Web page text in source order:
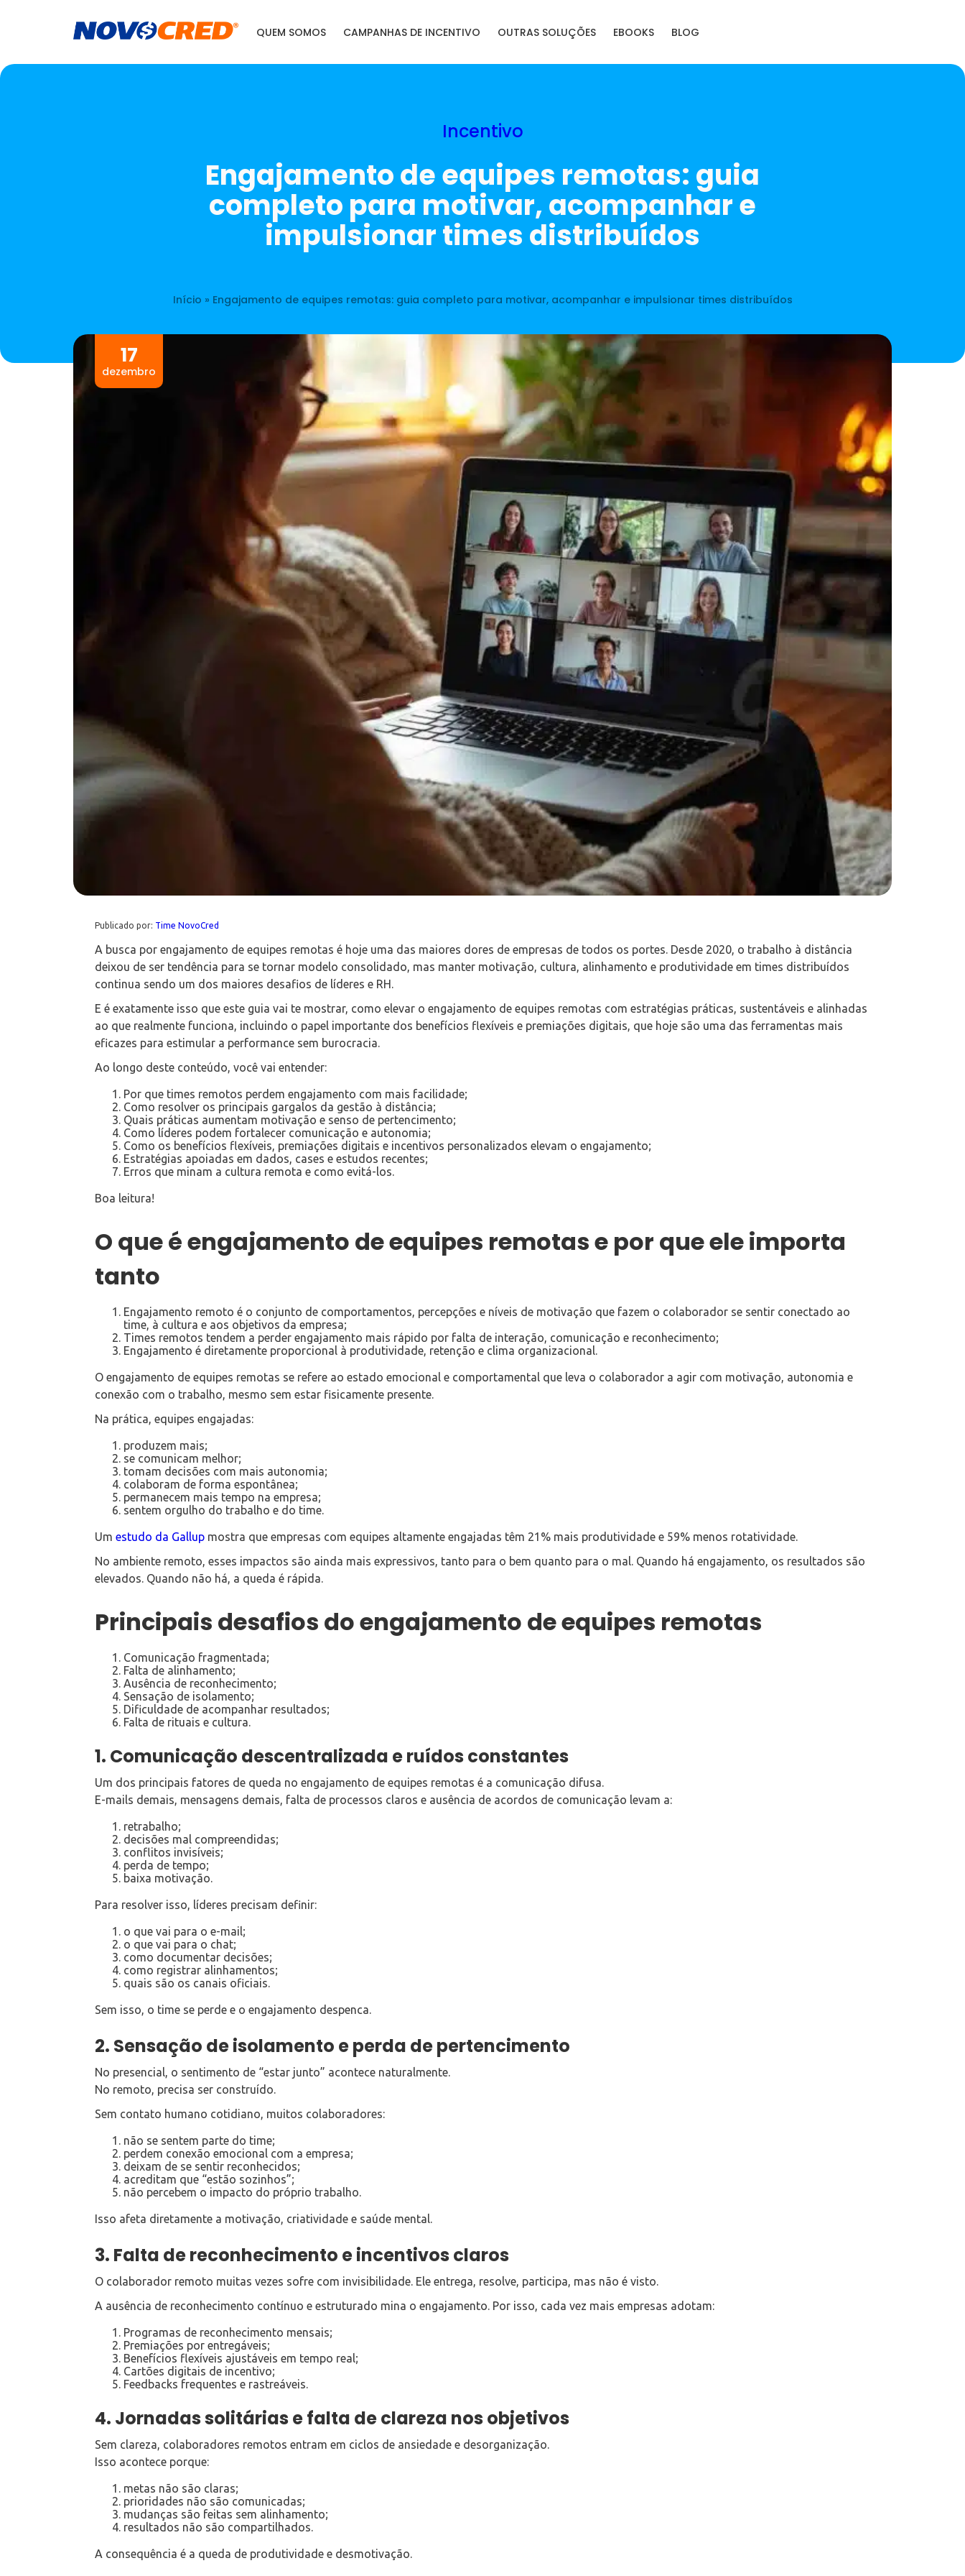
QUEM SOMOS CAMPANHAS DE INCENTIVO OUTRAS SOLUÇÕES EBOOKS BLOG
Incentivo
Engajamento de equipes remotas: guia
completo para motivar, acompanhar e
impulsionar times distribuídos
Início » Engajamento de equipes remotas: guia completo para motivar, acompanhar e impulsionar times distribuídos
17
dezembro
Publicado por: Time NovoCred
A busca por engajamento de equipes remotas é hoje uma das maiores dores de empresas de todos os portes. Desde 2020, o trabalho à distância
deixou de ser tendência para se tornar modelo consolidado, mas manter motivação, cultura, alinhamento e produtividade em times distribuídos
continua sendo um dos maiores desafios de líderes e RH.
E é exatamente isso que este guia vai te mostrar, como elevar o engajamento de equipes remotas com estratégias práticas, sustentáveis e alinhadas
ao que realmente funciona, incluindo o papel importante dos benefícios flexíveis e premiações digitais, que hoje são uma das ferramentas mais
eficazes para estimular a performance sem burocracia.
Ao longo deste conteúdo, você vai entender:
Por que times remotos perdem engajamento com mais facilidade;
Como resolver os principais gargalos da gestão à distância;
Quais práticas aumentam motivação e senso de pertencimento;
Como líderes podem fortalecer comunicação e autonomia;
Como os benefícios flexíveis, premiações digitais e incentivos personalizados elevam o engajamento;
Estratégias apoiadas em dados, cases e estudos recentes;
Erros que minam a cultura remota e como evitá-los.
Boa leitura!
O que é engajamento de equipes remotas e por que ele importa
tanto
Engajamento remoto é o conjunto de comportamentos, percepções e níveis de motivação que fazem o colaborador se sentir conectado ao
time, à cultura e aos objetivos da empresa;
Times remotos tendem a perder engajamento mais rápido por falta de interação, comunicação e reconhecimento;
Engajamento é diretamente proporcional à produtividade, retenção e clima organizacional.
O engajamento de equipes remotas se refere ao estado emocional e comportamental que leva o colaborador a agir com motivação, autonomia e
conexão com o trabalho, mesmo sem estar fisicamente presente.
Na prática, equipes engajadas:
produzem mais;
se comunicam melhor;
tomam decisões com mais autonomia;
colaboram de forma espontânea;
permanecem mais tempo na empresa;
sentem orgulho do trabalho e do time.
Um estudo da Gallup mostra que empresas com equipes altamente engajadas têm 21% mais produtividade e 59% menos rotatividade.
No ambiente remoto, esses impactos são ainda mais expressivos, tanto para o bem quanto para o mal. Quando há engajamento, os resultados são
elevados. Quando não há, a queda é rápida.
Principais desafios do engajamento de equipes remotas
Comunicação fragmentada;
Falta de alinhamento;
Ausência de reconhecimento;
Sensação de isolamento;
Dificuldade de acompanhar resultados;
Falta de rituais e cultura.
1. Comunicação descentralizada e ruídos constantes
Um dos principais fatores de queda no engajamento de equipes remotas é a comunicação difusa.
E-mails demais, mensagens demais, falta de processos claros e ausência de acordos de comunicação levam a:
retrabalho;
decisões mal compreendidas;
conflitos invisíveis;
perda de tempo;
baixa motivação.
Para resolver isso, líderes precisam definir:
o que vai para o e-mail;
o que vai para o chat;
como documentar decisões;
como registrar alinhamentos;
quais são os canais oficiais.
Sem isso, o time se perde e o engajamento despenca.
2. Sensação de isolamento e perda de pertencimento
No presencial, o sentimento de “estar junto” acontece naturalmente.
No remoto, precisa ser construído.
Sem contato humano cotidiano, muitos colaboradores:
não se sentem parte do time;
perdem conexão emocional com a empresa;
deixam de se sentir reconhecidos;
acreditam que “estão sozinhos”;
não percebem o impacto do próprio trabalho.
Isso afeta diretamente a motivação, criatividade e saúde mental.
3. Falta de reconhecimento e incentivos claros
O colaborador remoto muitas vezes sofre com invisibilidade. Ele entrega, resolve, participa, mas não é visto.
A ausência de reconhecimento contínuo e estruturado mina o engajamento. Por isso, cada vez mais empresas adotam:
Programas de reconhecimento mensais;
Premiações por entregáveis;
Benefícios flexíveis ajustáveis em tempo real;
Cartões digitais de incentivo;
Feedbacks frequentes e rastreáveis.
4. Jornadas solitárias e falta de clareza nos objetivos
Sem clareza, colaboradores remotos entram em ciclos de ansiedade e desorganização.
Isso acontece porque:
metas não são claras;
prioridades não são comunicadas;
mudanças são feitas sem alinhamento;
resultados não são compartilhados.
A consequência é a queda de produtividade e desmotivação.